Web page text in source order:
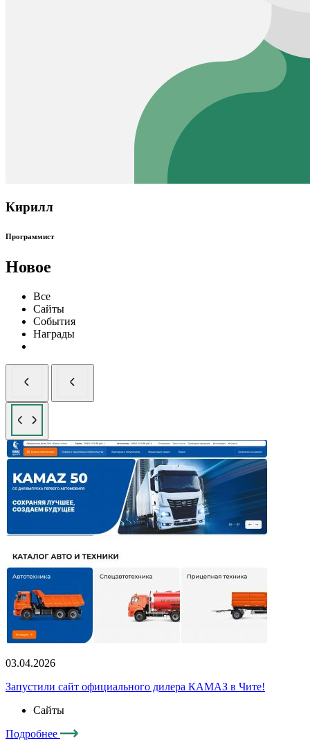
Кирилл
Программист
Новое
Все
Сайты
События
Награды
03.04.2026
Запустили сайт официального дилера КАМАЗ в Чите!
Сайты
Подробнее